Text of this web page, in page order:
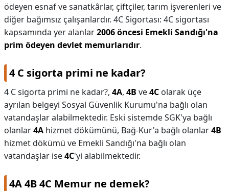
ödeyen esnaf ve sanatkârlar, çiftçiler, tarım işverenleri ve
diğer bağımsız çalışanlardır. 4C Sigortası: 4C sigortası
kapsamında yer alanlar2006 öncesi Emekli Sandığı'na
prim ödeyen devlet memurlarıdır.
4 C sigorta primi ne kadar?
4 C sigorta primi ne kadar?, 4A, 4B ve4C olarak üçe
ayrılan belgeyi Sosyal Güvenlik Kurumu'na bağlı olan
vatandaşlar alabilmektedir. Eski sistemde SGK'ya bağlı
olanlar4A hizmet dökümünü, Bağ-Kur'a bağlı olanlar4B
hizmet dökümü ve Emekli Sandığı'na bağlı olan
vatandaşlar ise4C'yi alabilmektedir.
4A 4B 4C Memur ne demek?